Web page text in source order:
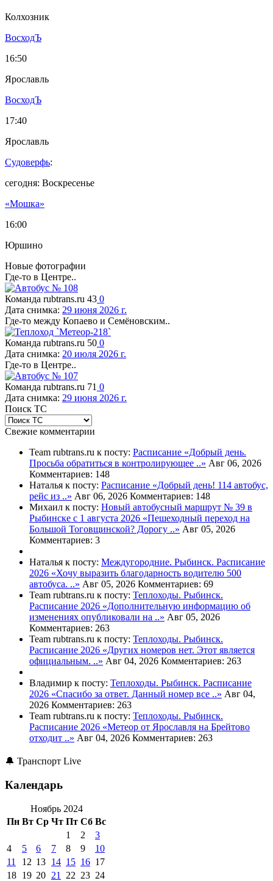
Колхозник
ВосходЪ
16:50
Ярославль
ВосходЪ
17:40
Ярославль
Судоверфь:
сегодня: Воскресенье
«Мошка»
16:00
Юршино
Новые фотографии
Где-то в Центре..
Команда rubtrans.ru 43 0
Дата снимка: 29 июня 2026 г.
Где-то между Копаево и Семёновским..
Команда rubtrans.ru 50 0
Дата снимка: 20 июля 2026 г.
Где-то в Центре..
Команда rubtrans.ru 71 0
Дата снимка: 29 июня 2026 г.
Поиск ТС
Свежие комментарии
Team rubtrans.ru к посту: Расписание «Добрый день.
Просьба обратиться в контролирующее ..» Авг 06, 2026
Комментариев: 148
Наталья к посту: Расписание «Добрый день! 114 автобус,
рейс из ..» Авг 06, 2026 Комментариев: 148
Михаил к посту: Новый автобусный маршрут № 39 в
Рыбинске с 1 августа 2026 «Пешеходный переход на
Большой Тоговщинской? Дорогу ..» Авг 05, 2026
Комментариев: 3
Наталья к посту: Междугородние. Рыбинск. Расписание
2026 «Хочу выразить благодарность водителю 500
автобуса. ..» Авг 05, 2026 Комментариев: 69
Team rubtrans.ru к посту: Теплоходы. Рыбинск.
Расписание 2026 «Дополнительную информацию об
изменениях опубликовали на ..» Авг 05, 2026
Комментариев: 263
Team rubtrans.ru к посту: Теплоходы. Рыбинск.
Расписание 2026 «Других номеров нет. Этот является
официальным. ..» Авг 04, 2026 Комментариев: 263
Владимир к посту: Теплоходы. Рыбинск. Расписание
2026 «Спасибо за ответ. Данный номер все ..» Авг 04,
2026 Комментариев: 263
Team rubtrans.ru к посту: Теплоходы. Рыбинск.
Расписание 2026 «Метеор от Ярославля на Брейтово
отходит ..» Авг 04, 2026 Комментариев: 263
🔔 Транспорт Live
Календарь
Ноябрь 2024
Пн Вт Ср Чт Пт Сб Вс
1 2
3
4
5 6 7 8 9
10
11
12 13 14 15 16 17
18 19 20 21 22 23 24